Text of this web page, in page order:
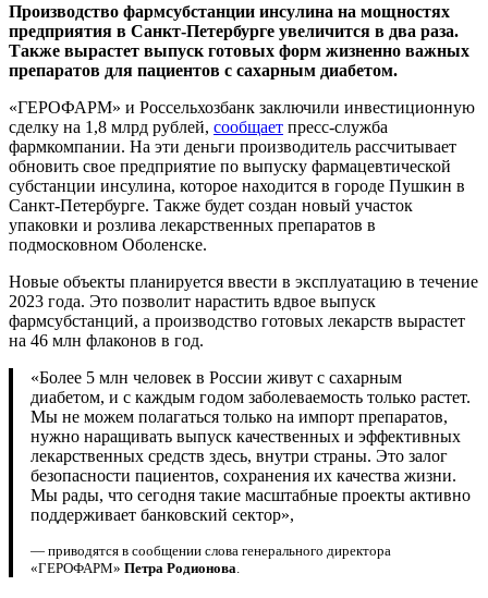
Производство фармсубстанции инсулина на мощностях
предприятия в Санкт-Петербурге увеличится в два раза.
Также вырастет выпуск готовых форм жизненно важных
препаратов для пациентов с сахарным диабетом.
«ГЕРОФАРМ» и Россельхозбанк заключили инвестиционную
сделку на 1,8 млрд рублей, сообщает пресс-служба
фармкомпании. На эти деньги производитель рассчитывает
обновить свое предприятие по выпуску фармацевтической
субстанции инсулина, которое находится в городе Пушкин в
Санкт-Петербурге. Также будет создан новый участок
упаковки и розлива лекарственных препаратов в
подмосковном Оболенске.
Новые объекты планируется ввести в эксплуатацию в течение
2023 года. Это позволит нарастить вдвое выпуск
фармсубстанций, а производство готовых лекарств вырастет
на 46 млн флаконов в год.
«Более 5 млн человек в России живут с сахарным
диабетом, и с каждым годом заболеваемость только растет.
Мы не можем полагаться только на импорт препаратов,
нужно наращивать выпуск качественных и эффективных
лекарственных средств здесь, внутри страны. Это залог
безопасности пациентов, сохранения их качества жизни.
Мы рады, что сегодня такие масштабные проекты активно
поддерживает банковский сектор»,
— приводятся в сообщении слова генерального директора
«ГЕРОФАРМ» Петра Родионова